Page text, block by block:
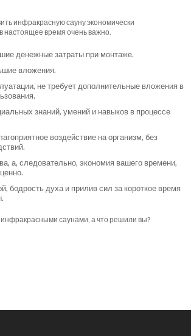
инфракрасную сауну экономически
настоящее время очень важно.
денежные затраты при монтаже.
вложения.
не требует дополнительные вложения в
знаний, умений и навыков в процессе
воздействие на организм, без
а, следовательно, экономия вашего времени,
бодрость духа и прилив сил за короткое время
саунами, а что решили вы?